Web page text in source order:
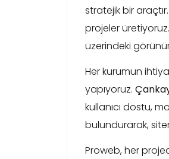
stratejik bir
projeler
üzerindeki
Her kurumun
yapıyoruz.
kullanıcı dostu,
bulundurarak,
Proweb, her